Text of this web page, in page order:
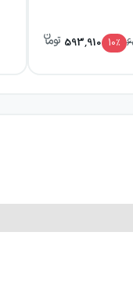
10٪ 593,910